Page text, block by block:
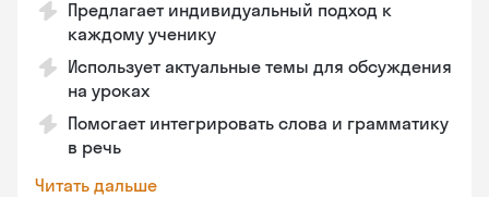
Предлагает индивидуальный подход к
каждому ученику
Использует актуальные темы для обсуждения
на уроках
Помогает интегрировать слова и грамматику
в речь
Читать дальше